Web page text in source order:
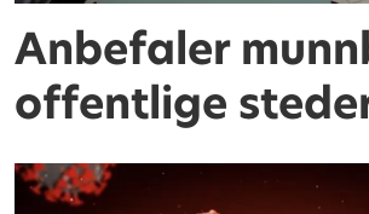
Anbefaler
offentlige